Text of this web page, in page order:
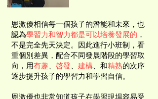
恩激優相信每一個孩子的潛能和未來，也
認為學習力和智力都是可以培養發展的 ，
不是完全先天決定。因此進行小班制，看
重個別差異，配合不同發展階段的學習取
向，用有趣、 啓發、 建構、和精熟的次序
逐步提升孩子的學習力和學習自信。
恩激優也非常知道孩子在學習現場容易受